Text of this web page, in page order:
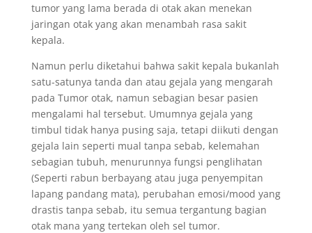
tumor yang lama berada di otak akan menekan
jaringan otak yang akan menambah rasa sakit
kepala.
Namun perlu diketahui bahwa sakit kepala bukanlah
satu-satunya tanda dan atau gejala yang mengarah
pada Tumor otak, namun sebagian besar pasien
mengalami hal tersebut. Umumnya gejala yang
timbul tidak hanya pusing saja, tetapi diikuti dengan
gejala lain seperti mual tanpa sebab, kelemahan
sebagian tubuh, menurunnya fungsi penglihatan
(Seperti rabun berbayang atau juga penyempitan
lapang pandang mata), perubahan emosi/mood yang
drastis tanpa sebab, itu semua tergantung bagian
otak mana yang tertekan oleh sel tumor.